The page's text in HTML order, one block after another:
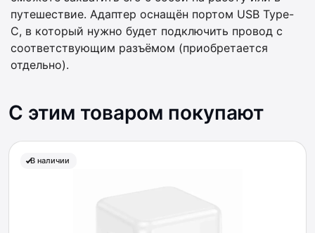
путешествие. Адаптер оснащён портом USB Type-
C, в который нужно будет подключить провод с
соответствующим разъёмом (приобретается
отдельно).
С этим товаром покупают
В наличии